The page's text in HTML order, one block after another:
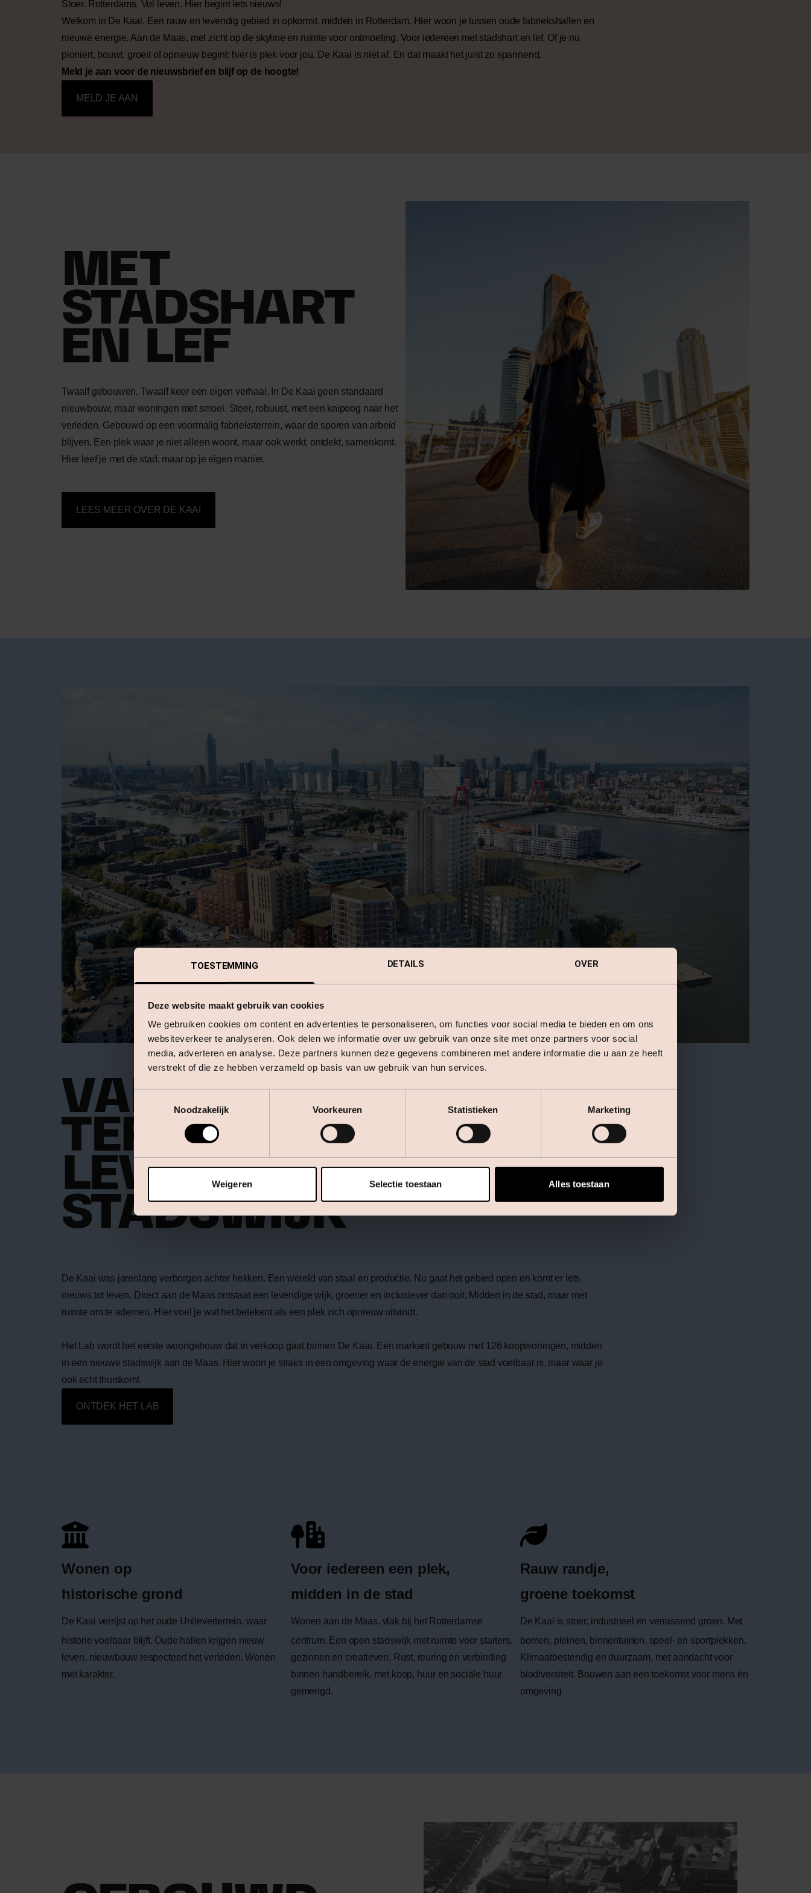
TOESTEMMING DETAILS OVER
Deze website maakt gebruik van cookies
We gebruiken cookies om content en advertenties te personaliseren, om functies voor social media te bieden en om ons
websiteverkeer te analyseren. Ook delen we informatie over uw gebruik van onze site met onze partners voor social
media, adverteren en analyse. Deze partners kunnen deze gegevens combineren met andere informatie die u aan ze heeft
verstrekt of die ze hebben verzameld op basis van uw gebruik van hun services.
Noodzakelijk
Voorkeuren Statistieken Marketing
Weigeren Selectie toestaan Alles toestaan
Stoer. Rotterdams. Vol leven. Hier begint iets nieuws!
Welkom in De Kaai. Een rauw en levendig gebied in opkomst, midden in Rotterdam. Hier woon je tussen oude fabriekshallen en
nieuwe energie. Aan de Maas, met zicht op de skyline en ruimte voor ontmoeting. Voor iedereen met stadshart en lef. Of je nu
pioniert, bouwt, groeit of opnieuw begint: hier is plek voor jou. De Kaai is niet af. En dat maakt het juist zo spannend.
Meld je aan voor de nieuwsbrief en blijf op de hoogte!
MELD JE AAN
MET
STADSHART
EN LEF
Twaalf gebouwen. Twaalf keer een eigen verhaal. In De Kaai geen standaard
nieuwbouw, maar woningen met smoel. Stoer, robuust, met een knipoog naar het
verleden. Gebouwd op een voormalig fabrieksterrein, waar de sporen van arbeid
blijven. Een plek waar je niet alleen woont, maar ook werkt, ontdekt, samenkomt.
Hier leef je met de stad, maar op je eigen manier.
LEES MEER OVER DE KAAI
VAN AFGESLOTEN
TERREIN NAAR
LEVENDIGE
STADSWIJK
De Kaai was jarenlang verborgen achter hekken. Een wereld van staal en productie. Nu gaat het gebied open en komt er iets
nieuws tot leven. Direct aan de Maas ontstaat een levendige wijk, groener en inclusiever dan ooit. Midden in de stad, maar met
ruimte om te ademen. Hier voel je wat het betekent als een plek zich opnieuw uitvindt.
H et Lab wordt het eerste woongebouw dat in verkoop gaat binnen De Kaai. Een markant gebouw met 126 koopwoningen, midden
in een nieuwe stadswijk aan de Maas. Hier woon je straks in een omgeving waar de energie van de stad voelbaar is, maar waar je
ook echt thuiskomt.
ONTDEK HET LAB
Wonen op
historische grond
De Kaai verrijst op het oude Unileverterrein, waar
historie voelbaar blijft. Oude hallen krijgen nieuw
leven, nieuwbouw respecteert het verleden. Wonen
met karakter.
Voor iedereen een plek,
midden in de stad
Wonen aan de Maas, vlak bij het Rotterdamse
centrum. Een open stadswijk met ruimte voor starters,
gezinnen en creatieven. Rust, reuring en verbinding
binnen handbereik, met koop, huur en sociale huur
gemengd.
Rauw randje,
groene toekomst
De Kaai is stoer, industrieel en verrassend groen. Met
bomen, pleinen, binnentuinen, speel- en sportplekken.
Klimaatbestendig en duurzaam, met aandacht voor
biodiversiteit. Bouwen aan een toekomst voor mens én
omgeving